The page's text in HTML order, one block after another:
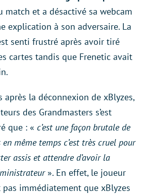
match et a désactivé sa webcam
explication à son adversaire. La
senti frustré après avoir tiré
cartes tandis que Frenetic avait
après la déconnexion de xBlyzes,
des Grandmasters s’est
que : « c’est une façon brutale de
même temps c’est très cruel pour
assis et attendre d’avoir la
». En effet, le joueur
immédiatement que xBlyzes